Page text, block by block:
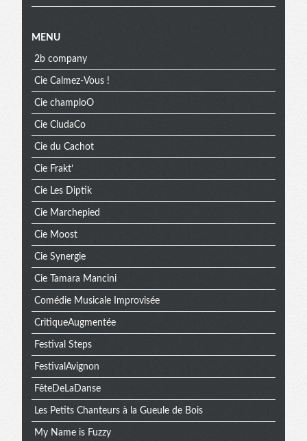
MENU
2b company
Cie Calmez-Vous !
Cie champloO
Cie CludaCo
Cie du Cachot
Cie Frakt’
Cie Les Diptik
Cie Marchepied
Cie Moost
Cie Synergie
Cie Tamara Mancini
Comédie Musicale Improvisée
CritiqueAugmentée
Festival Steps
FestivalAvignon
FêteDeLaDanse
Les Petits Chanteurs à la Gueule de Bois
My Name is Fuzzy